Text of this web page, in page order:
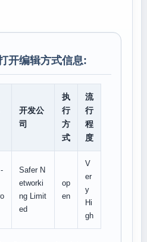
开编辑方式信息:
开发公
司
执
行
方
式
流
行
程
度
Safer N
etworki
ng Limit
ed
op
en
V
er
y
Hi
gh